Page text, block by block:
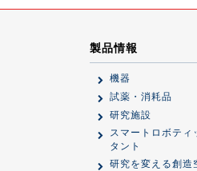
製品情報
機器
試薬・消耗品
研究施設
スマートロボティ
タント
研究を変える創造